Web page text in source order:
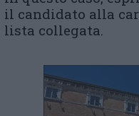
il candidato alla
lista collegata.